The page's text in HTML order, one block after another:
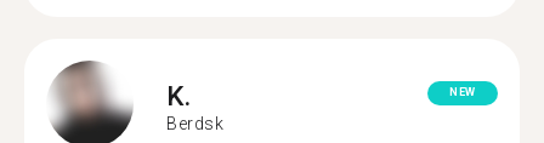
K.
Berdsk
NEW